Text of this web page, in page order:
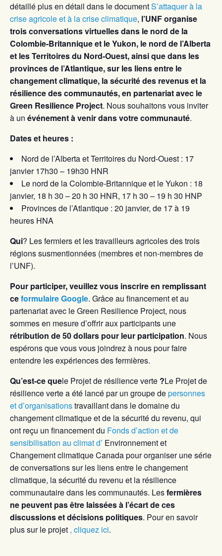
détaillé plus en détail dans le documentS’attaquer à la
crise agricole et à la crise climatique, l’UNF organise
trois conversations virtuelles dans le nord de la
Colombie-Britannique et le Yukon, le nord de l’Alberta
et les Territoires du Nord-Ouest, ainsi que dans les
provinces de l’Atlantique, sur les liens entre le
changement climatique, la sécurité des revenus et la
résilience des communautés, en partenariat avec le
Green Resilience Project. Nous souhaitons vous inviter
à un événement à venir dans votre communauté.
Dates et heures :
Nord de l’Alberta et Territoires du Nord-Ouest : 17
janvier 17h30 – 19h30 HNR
Le nord de la Colombie-Britannique et le Yukon : 18
janvier, 18 h 30 – 20 h 30 HNR, 17 h 30 – 19 h 30 HNP
Provinces de l’Atlantique : 20 janvier, de 17 à 19
heures HNA
Qui? Les fermiers et les travailleurs agricoles des trois
régions susmentionnées (membres et non-membres de
l’UNF).
Pour participer, veuillez vous inscrire en remplissant
ceformulaire Google. Grâce au financement et au
partenariat avec le Green Resilience Project, nous
sommes en mesure d’offrir aux participants une
rétribution de 50 dollars pour leur participation. Nous
espérons que vous vous joindrez à nous pour faire
entendre les expériences des fermières.
Qu’est-ce quele Projet de résilience verte ?Le Projet de
résilience verte a été lancé par un groupe depersonnes
et d’organisationstravaillant dans le domaine du
changement climatique et de la sécurité du revenu, qui
ont reçu un financement du Fonds d’action et de
sensibilisation au climat d’ Environnement et
Changement climatique Canada pour organiser une série
de conversations sur les liens entre le changement
climatique, la sécurité du revenu et la résilience
communautaire dans les communautés. Lesfermières
ne peuvent pas être laissées à l’écart de ces
discussions et décisions politiques. Pour en savoir
plus sur le projet , cliquez ici.